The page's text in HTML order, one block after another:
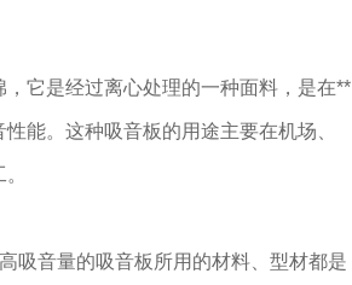
它是经过离心处理的一种面料，是在**
能。这种吸音板的用途主要在机场、
吸音量的吸音板所用的材料、型材都是